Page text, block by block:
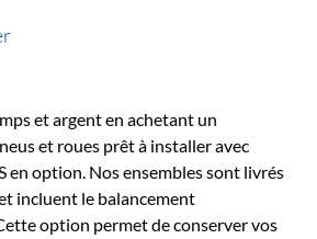
et argent en achetant un
et roues prêt à installer avec
en option. Nos ensembles sont livrés
incluent le balancement
option permet de conserver vos